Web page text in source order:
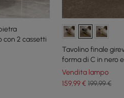
con 2 cassetti
Tavolino finale
forma di C in nero
Vendita lampo
159,99€ 199,99 €